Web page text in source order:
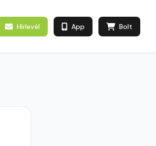
Hírlevél App Bolt